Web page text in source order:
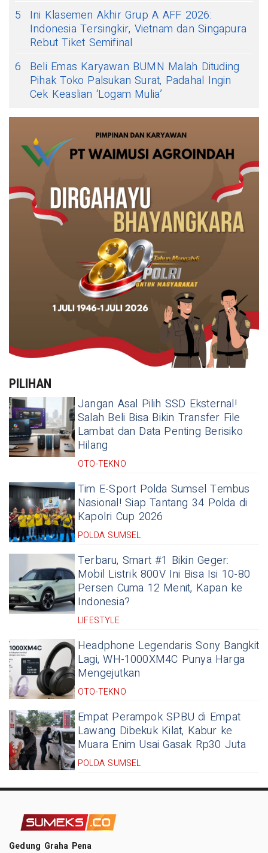
5
Ini Klasemen Akhir Grup A AFF 2026:
Indonesia Tersingkir, Vietnam dan Singapura
Rebut Tiket Semifinal
6
Beli Emas Karyawan BUMN Malah Dituding
Pihak Toko Palsukan Surat, Padahal Ingin
Cek Keaslian ‘Logam Mulia’
PILIHAN
Jangan Asal Pilih SSD Eksternal!
Salah Beli Bisa Bikin Transfer File
Lambat dan Data Penting Berisiko
Hilang
OTO-TEKNO
Tim E-Sport Polda Sumsel Tembus
Nasional! Siap Tantang 34 Polda di
Kapolri Cup 2026
POLDA SUMSEL
Terbaru, Smart #1 Bikin Geger:
Mobil Listrik 800V Ini Bisa Isi 10-80
Persen Cuma 12 Menit, Kapan ke
Indonesia?
LIFESTYLE
Headphone Legendaris Sony Bangkit
Lagi, WH-1000XM4C Punya Harga
Mengejutkan
OTO-TEKNO
Empat Perampok SPBU di Empat
Lawang Dibekuk Kilat, Kabur ke
Muara Enim Usai Gasak Rp30 Juta
POLDA SUMSEL
Gedung Graha Pena